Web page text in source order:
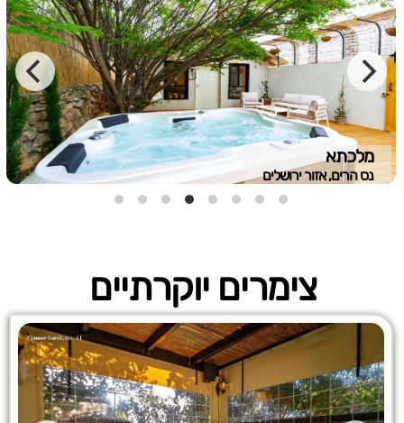
מלכתא
נס הרים, אזור ירושלים
צימרים יוקרתיים